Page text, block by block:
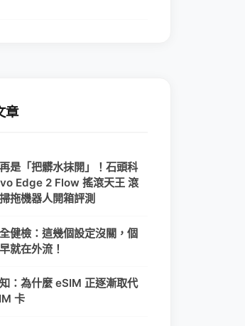
章
是「把髒水抹開」！石頭科
Edge 2 Flow 搖滾天王 滾
拖機器人開箱評測
健檢：這幾個設定沒關，個
就在外流！
：為什麼 eSIM 正逐漸取代
卡